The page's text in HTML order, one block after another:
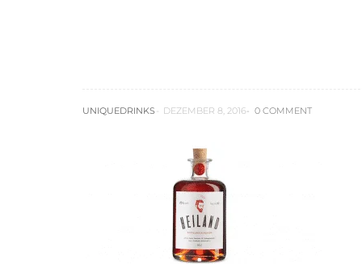
UNIQUEDRINKS DEZEMBER 8, 2016 0 COMMENT